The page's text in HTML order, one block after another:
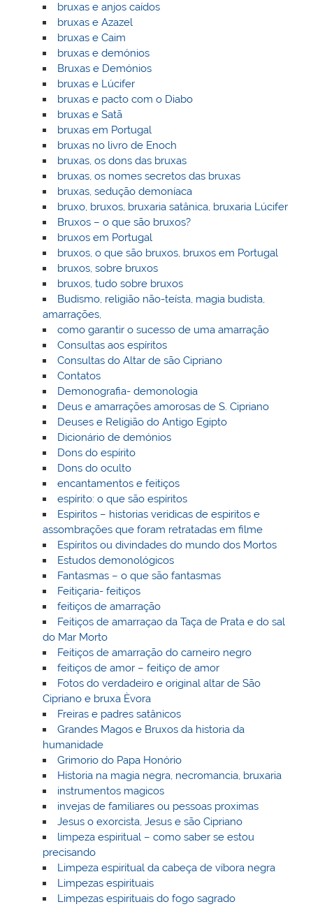
bruxas e anjos caídos
bruxas e Azazel
bruxas e Caim
bruxas e demónios
Bruxas e Demónios
bruxas e Lúcifer
bruxas e pacto com o Diabo
bruxas e Satã
bruxas em Portugal
bruxas no livro de Enoch
bruxas, os dons das bruxas
bruxas, os nomes secretos das bruxas
bruxas, sedução demoníaca
bruxo, bruxos, bruxaria satânica, bruxaria Lúcifer
Bruxos – o que são bruxos?
bruxos em Portugal
bruxos, o que são bruxos, bruxos em Portugal
bruxos, sobre bruxos
bruxos, tudo sobre bruxos
Budismo, religião não-teísta, magia budista,
amarrações,
como garantir o sucesso de uma amarração
Consultas aos espíritos
Consultas do Altar de são Cipriano
Contatos
Demonografia- demonologia
Deus e amarrações amorosas de S. Cipriano
Deuses e Religião do Antigo Egipto
Dicionário de demónios
Dons do espírito
Dons do oculto
encantamentos e feitiços
espírito: o que são espíritos
Espiritos – historias veridicas de espiritos e
assombrações que foram retratadas em filme
Espíritos ou divindades do mundo dos Mortos
Estudos demonológicos
Fantasmas – o que são fantasmas
Feitiçaria- feitiços
feitiços de amarração
Feitiços de amarraçao da Taça de Prata e do sal
do Mar Morto
Feitiços de amarração do carneiro negro
feitiços de amor – feitiço de amor
Fotos do verdadeiro e original altar de São
Cipriano e bruxa Èvora
Freiras e padres satânicos
Grandes Magos e Bruxos da historia da
humanidade
Grimorio do Papa Honório
Historia na magia negra, necromancia, bruxaria
instrumentos magicos
invejas de familiares ou pessoas proximas
Jesus o exorcista, Jesus e são Cipriano
limpeza espiritual – como saber se estou
precisando
Limpeza espiritual da cabeça de víbora negra
Limpezas espirituais
Limpezas espirituais do fogo sagrado